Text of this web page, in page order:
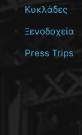
Κυκλάδες
Ξενοδοχεία
Press Trips